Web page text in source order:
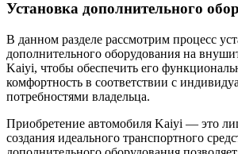
Установка дополнительного
В данном разделе рассмотрим процесс
дополнительного оборудования на
Kaiyi, чтобы обеспечить его
комфортность в соответствии с
потребностями владельца.
Приобретение автомобиля Kaiyi — это
создания идеального транспортного